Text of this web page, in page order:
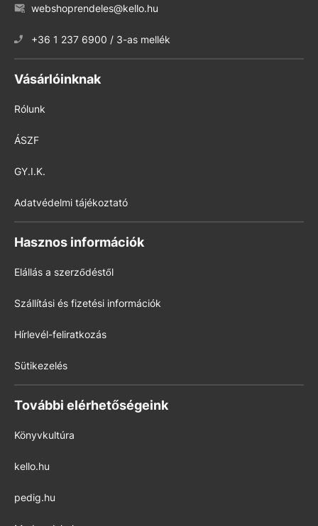
webshoprendeles@kello.hu
+36 1 237 6900 / 3-as mellék
Vásárlóinknak
Rólunk
ÁSZF
GY.I.K.
Adatvédelmi tájékoztató
Hasznos információk
Elállás a szerződéstől
Szállítási és fizetési információk
Hírlevél-feliratkozás
Sütikezelés
További elérhetőségeink
Könyvkultúra
kello.hu
pedig.hu